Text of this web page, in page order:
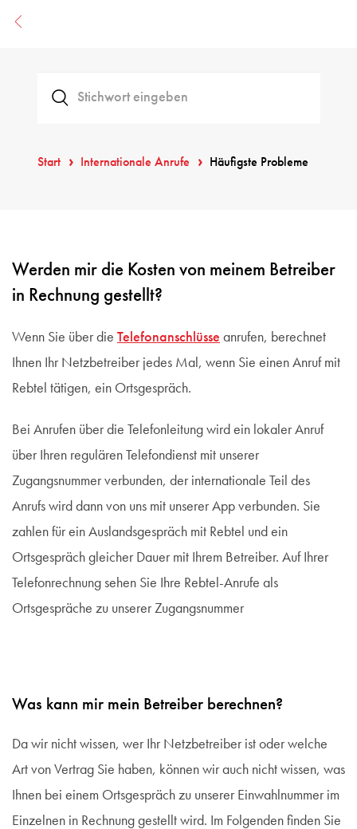
Start Internationale Anrufe Häufigste Probleme
Werden mir die Kosten von meinem Betreiber
in Rechnung gestellt?
Wenn Sie über die Telefonanschlüsse anrufen, berechnet
Ihnen Ihr Netzbetreiber jedes Mal, wenn Sie einen Anruf mit
Rebtel tätigen, ein Ortsgespräch.
Bei Anrufen über die Telefonleitung wird ein lokaler Anruf
über Ihren regulären Telefondienst mit unserer
Zugangsnummer verbunden, der internationale Teil des
Anrufs wird dann von uns mit unserer App verbunden. Sie
zahlen für ein Auslandsgespräch mit Rebtel und ein
Ortsgespräch gleicher Dauer mit Ihrem Betreiber. Auf Ihrer
Telefonrechnung sehen Sie Ihre Rebtel-Anrufe als
Ortsgespräche zu unserer Zugangsnummer
Was kann mir mein Betreiber berechnen?
Da wir nicht wissen, wer Ihr Netzbetreiber ist oder welche
Art von Vertrag Sie haben, können wir auch nicht wissen, was
Ihnen bei einem Ortsgespräch zu unserer Einwahlnummer im
Einzelnen in Rechnung gestellt wird. Im Folgenden finden Sie